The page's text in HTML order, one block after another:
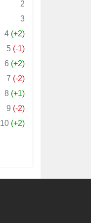
2
3
4 (+2)
5 (-1)
6 (+2)
7 (-2)
8 (+1)
9 (-2)
10 (+2)